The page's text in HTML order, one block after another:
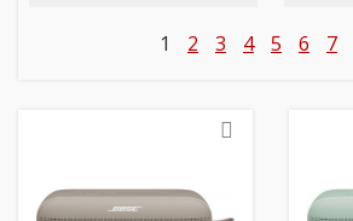
1 2 3 4 5 6 7
&